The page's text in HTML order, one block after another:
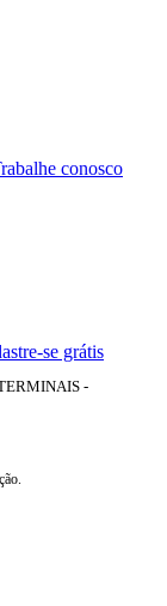
conosco
se grátis
-